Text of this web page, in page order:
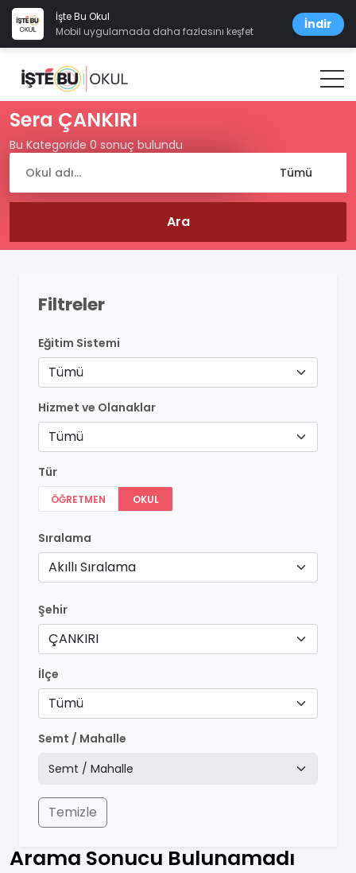
İşte Bu Okul
Mobil uygulamada daha fazlasını keşfet
İndir
Sera ÇANKIRI
Bu Kategoride 0 sonuç bulundu
Filtreler
Eğitim Sistemi
Tümü
Hizmet ve Olanaklar
Tümü
Tür
ÖĞRETMEN OKUL
Sıralama
Akıllı Sıralama
Şehir
ÇANKIRI
İlçe
Tümü
Semt / Mahalle
Temizle
Arama Sonucu Bulunamadı